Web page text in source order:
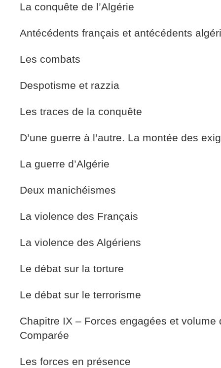
La conquête de l’Algérie
Antécédents français et antécédents
Les combats
Despotisme et razzia
Les traces de la conquête
D’une guerre à l’autre. La montée des
La guerre d’Algérie
Deux manichéismes
La violence des Français
La violence des Algériens
Le débat sur la torture
Le débat sur le terrorisme
Chapitre IX – Forces engagées et volume
Comparée
Les forces en présence